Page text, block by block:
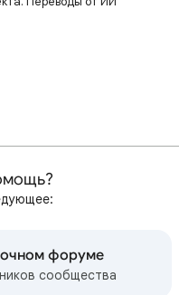
форуме
сообщества